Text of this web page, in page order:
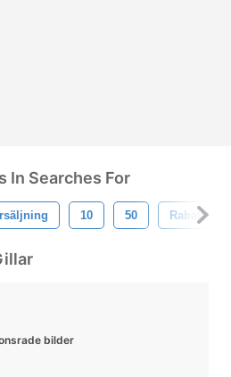
In Searches For
10 50 Rabatt
bilder